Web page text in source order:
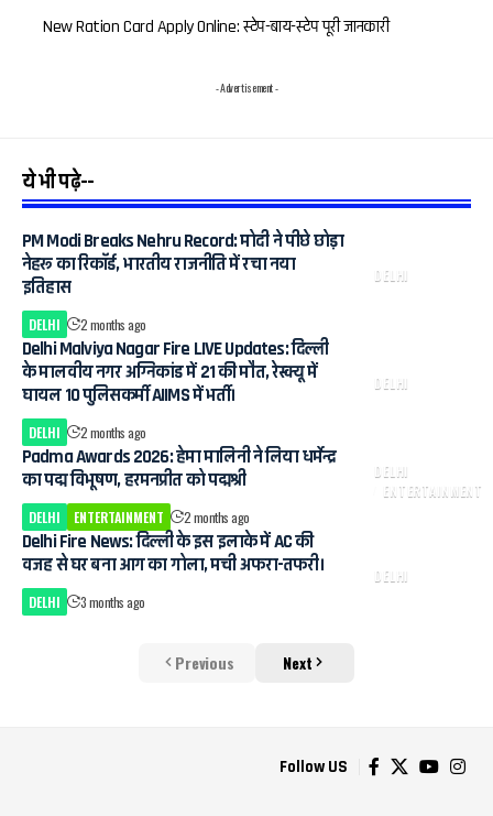
New Ration Card Apply Online: स्टेप-बाय-स्टेप पूरी जानकारी
- Advertisement -
ये भी पढ़े--
DELHI
PM Modi Breaks Nehru Record: मोदी ने पीछे छोड़ा
नेहरू का रिकॉर्ड, भारतीय राजनीति में रचा नया
इतिहास
DELHI 2 months ago
DELHI
Delhi Malviya Nagar Fire LIVE Updates: दिल्ली
के मालवीय नगर अग्निकांड में 21 की मौत, रेस्क्यू में
घायल 10 पुलिसकर्मी AIIMS में भर्ती।
DELHI 2 months ago
DELHI
ENTERTAINMENT
Padma Awards 2026: हेमा मालिनी ने लिया धर्मेन्द्र
का पद्म विभूषण, हरमनप्रीत को पद्मश्री
DELHI ENTERTAINMENT 2 months ago
DELHI
Delhi Fire News: दिल्ली के इस इलाके में AC की
वजह से घर बना आग का गोला, मची अफरा-तफरी।
DELHI 3 months ago
Previous Next
Follow US